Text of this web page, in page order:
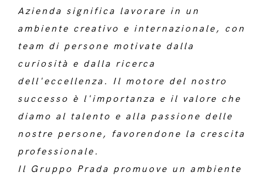
Azienda significa lavorare in un
ambiente creativo e internazionale, con
team di persone motivate dalla
curiosità e dalla ricerca
dell'eccellenza. Il motore del nostro
successo è l'importanza e il valore che
diamo al talento e alla passione delle
nostre persone, favorendone la crescita
professionale.
Il Gruppo Prada promuove un ambiente